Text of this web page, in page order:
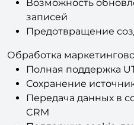
Гибкие правила
Возможность
записей
Предотвращение
Обработка
Полная поддержка
Сохранение
Передача данных в